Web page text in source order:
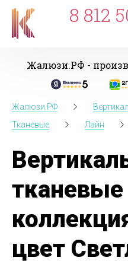
8 812
Жалюзи.РФ -
Жалюзи.РФ
Тканевые
Лайн
цвет